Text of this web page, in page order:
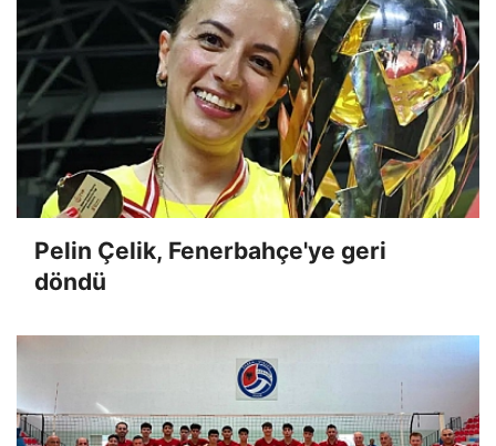
Pelin Çelik, Fenerbahçe'ye geri
döndü